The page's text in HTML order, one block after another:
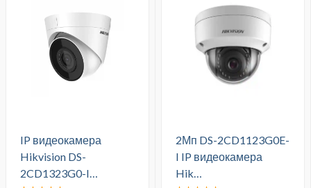
IP видеокамера
Hikvision DS-
2CD1323G0-I…
2Мп DS-2CD1123G0E-
I IP видеокамера
Hik…